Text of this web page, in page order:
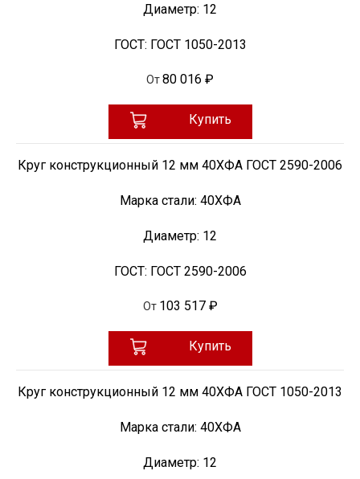
Диаметр: 12
ГОСТ: ГОСТ 1050-2013
От80 016 ₽
Купить
Круг конструкционный 12 мм 40ХФА ГОСТ 2590-2006
Марка стали: 40ХФА
Диаметр: 12
ГОСТ: ГОСТ 2590-2006
От 103 517 ₽
Купить
Круг конструкционный 12 мм 40ХФА ГОСТ 1050-2013
Марка стали: 40ХФА
Диаметр: 12